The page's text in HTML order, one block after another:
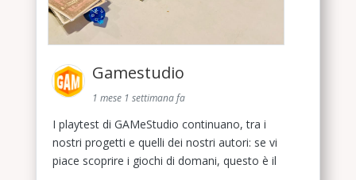
Gamestudio
1 mese 1 settimana fa
I playtest di GAMeStudio continuano, tra i
nostri progetti e quelli dei nostri autori: se vi
piace scoprire i giochi di domani, questo è il